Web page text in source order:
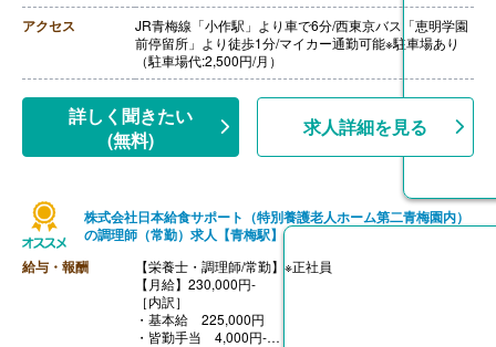
アクセス
JR青梅線「小作駅」より車で6分/西東京バス「恵明学園
前停留所」より徒歩1分/マイカー通勤可能※駐車場あり
（駐車場代:2,500円/月）
詳しく聞きたい
(無料)
求人詳細を見る
株式会社日本給食サポート（特別養護老人ホーム第二青梅園内）
の調理師（常勤）求人【青梅駅】
給与・報酬
【栄養士・調理師/常勤】※正社員
【月給】230,000円-
［内訳］
・基本給 225,000円
・皆勤手当 4,000円-